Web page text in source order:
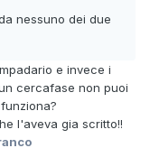
nessuno dei due
e invece i
cercafase non puoi
l'aveva gia scritto!!